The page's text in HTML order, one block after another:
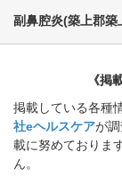
副鼻腔炎(築上郡築
《掲
掲載している各種
社eヘルスケアが
載に努めておりま
ん。